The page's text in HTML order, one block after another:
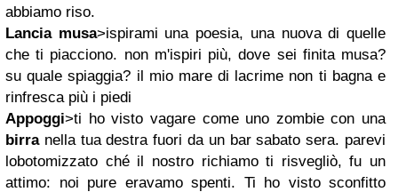
abbiamo riso.
Lancia musa>ispirami una poesia, una nuova di quelle
che ti piacciono. non m'ispiri più, dove sei finita musa?
su quale spiaggia? il mio mare di lacrime non ti bagna e
rinfresca più i piedi
Appoggi>ti ho visto vagare come uno zombie con una
birranella tua destra fuori da un bar sabato sera. parevi
lobotomizzato ché il nostro richiamo ti risvegliò, fu un
attimo: noi pure eravamo spenti. Ti ho visto sconfitto